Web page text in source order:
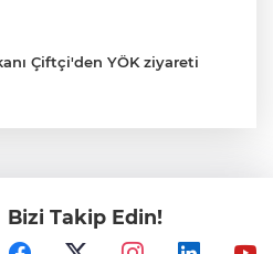
Çiftçi'den YÖK ziyareti
Şehit Yılmaz Argon
Bizi Takip Edin!